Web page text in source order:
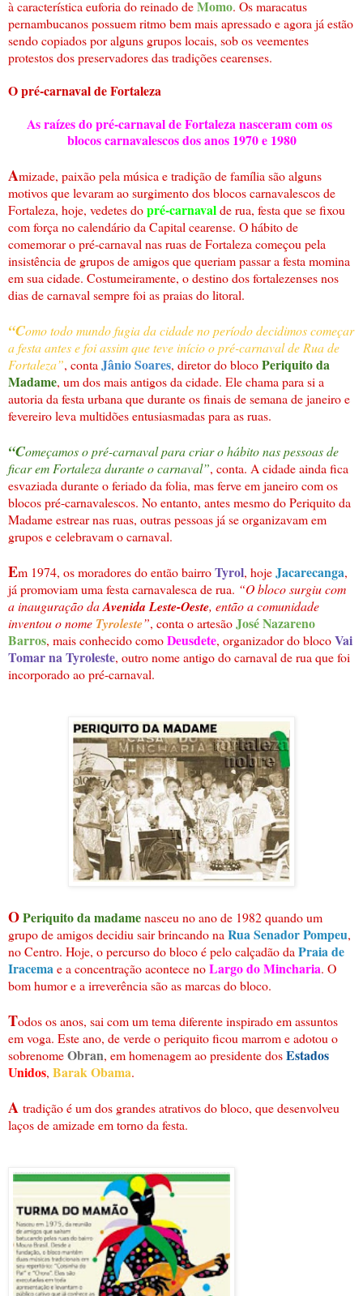
à característica euforia do reinado deMomo. Os maracatus
pernambucanos possuem ritmo bem mais apressado e agora já estão
sendo copiados por alguns grupos locais, sob os veementes
protestos dos preservadores das tradições cearenses.
O pré-carnaval de Fortaleza
As raízes do pré-carnaval de Fortaleza nasceram com os
blocos carnavalescos dos anos 1970 e 1980
Amizade, paixão pela música e tradição de família são alguns
motivos que levaram ao surgimento dos blocos carnavalescos de
Fortaleza, hoje, vedetes dopré-carnavalde rua, festa que se fixou
com força no calendário da Capital cearense. O hábito de
comemorar o pré-carnaval nas ruas de Fortaleza começou pela
insistência de grupos de amigos que queriam passar a festa momina
em sua cidade. Costumeiramente, o destino dos fortalezenses nos
dias de carnaval sempre foi as praias do litoral.
“Como todo mundo fugia da cidade no período decidimos começar
a festa antes e foi assim que teve início o pré-carnaval de Rua de
Fortaleza”, contaJânio Soares, diretor do blocoPeriquito da
Madame, um dos mais antigos da cidade. Ele chama para si a
autoria da festa urbana que durante os finais de semana de janeiro e
fevereiro leva multidões entusiasmadas para as ruas.
“Começamos o pré-carnaval para criar o hábito nas pessoas de
ficar em Fortaleza durante o carnaval”, conta. A cidade ainda fica
esvaziada durante o feriado da folia, mas ferve em janeiro com os
blocos pré-carnavalescos. No entanto, antes mesmo do Periquito da
Madame estrear nas ruas, outras pessoas já se organizavam em
grupos e celebravam o carnaval.
Em 1974, os moradores do então bairroTyrol, hojeJacarecanga,
já promoviam uma festa carnavalesca de rua. “O bloco surgiu com
a inauguração daAvenida Leste-Oeste, então a comunidade
inventou o nome Tyroleste”, conta o artesãoJosé Nazareno
Barros, mais conhecido comoDeusdete, organizador do blocoVai
Tomar na Tyroleste, outro nome antigo do carnaval de rua que foi
incorporado ao pré-carnaval.
OPeriquito da madamenasceu no ano de 1982 quando um
grupo de amigos decidiu sair brincando naRua Senador Pompeu,
no Centro. Hoje, o percurso do bloco é pelo calçadão daPraia de
Iracemae a concentração acontece noLargo do Mincharia. O
bom humor e a irreverência são as marcas do bloco.
Todos os anos, sai com um tema diferente inspirado em assuntos
em voga. Este ano, de verde o periquito ficou marrom e adotou o
sobrenomeObran, em homenagem ao presidente dosEstados
Unidos, Barak Obama.
A tradição é um dos grandes atrativos do bloco, que desenvolveu
laços de amizade em torno da festa.